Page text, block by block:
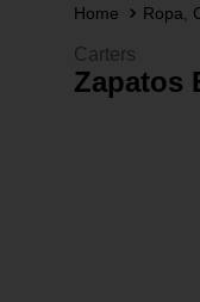
Ropa,
Carters
Zapatos